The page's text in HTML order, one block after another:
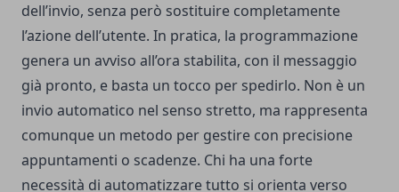
dell’invio, senza però sostituire completamente
l’azione dell’utente. In pratica, la programmazione
genera un avviso all’ora stabilita, con il messaggio
già pronto, e basta un tocco per spedirlo. Non è un
invio automatico nel senso stretto, ma rappresenta
comunque un metodo per gestire con precisione
appuntamenti o scadenze. Chi ha una forte
necessità di automatizzare tutto si orienta verso